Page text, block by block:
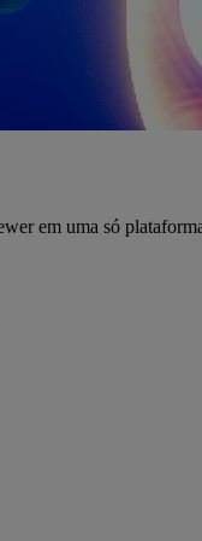
em uma só